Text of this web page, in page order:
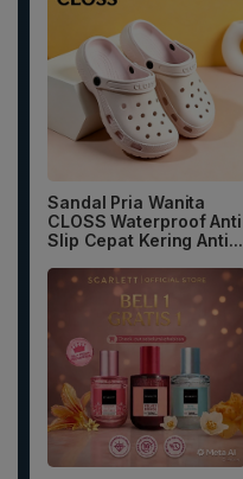
Sandal Pria Wanita
CLOSS Waterproof Anti
Slip Cepat Kering Anti...